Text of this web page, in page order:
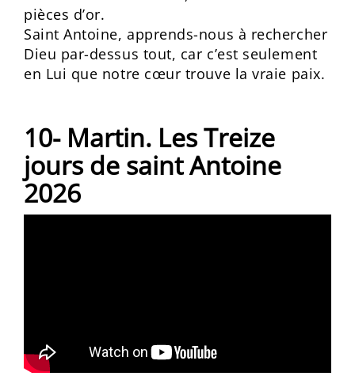
pièces d’or.
Saint Antoine, apprends-nous à rechercher
Dieu par-dessus tout, car c’est seulement
en Lui que notre cœur trouve la vraie paix.
10- Martin. Les Treize
jours de saint Antoine
2026